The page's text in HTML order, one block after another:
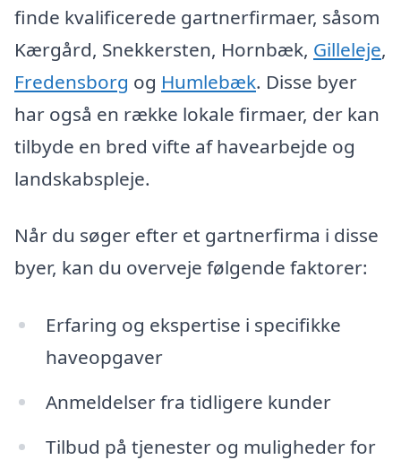
finde kvalificerede gartnerfirmaer, såsom
Kærgård, Snekkersten, Hornbæk, Gilleleje,
Fredensborg og Humlebæk. Disse byer
har også en række lokale firmaer, der kan
tilbyde en bred vifte af havearbejde og
landskabspleje.
Når du søger efter et gartnerfirma i disse
byer, kan du overveje følgende faktorer:
Erfaring og ekspertise i specifikke
haveopgaver
Anmeldelser fra tidligere kunder
Tilbud på tjenester og muligheder for